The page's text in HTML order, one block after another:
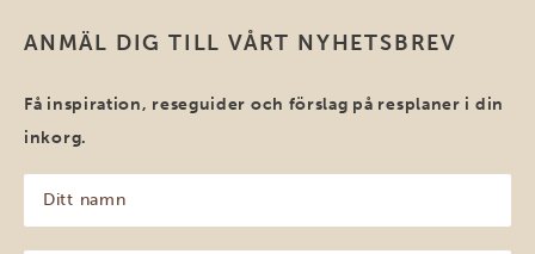
ANMÄL DIG TILL VÅRT NYHETSBREV
Få inspiration, reseguider och förslag på resplaner i din
inkorg.
namn
(Obligatoriskt)